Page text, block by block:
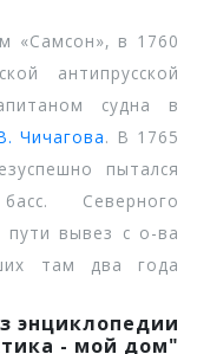
«Самсон», в 1760
антипрусской
судна в
Чичагова. В 1765
пытался
Северного
вывез с о-ва
там два года
энциклопедии
- мой дом"